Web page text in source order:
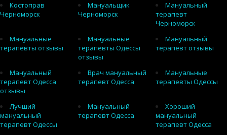
Костоправ
Черноморск
Мануальщик
Черноморск
Мануальный
терапевт
Черноморск
Мануальные
терапевты отзывы
Мануальные
терапевты Одессы
отзывы
Мануальный
терапевт отзывы
Мануальный
терапевт Одесса
отзывы
Врач мануальный
терапевт Одесса
Мануальные
терапевты Одессы
Лучший
мануальный
терапевт Одессы
Мануальный
терапевт Одесса
Хороший
мануальный
терапевт Одесса